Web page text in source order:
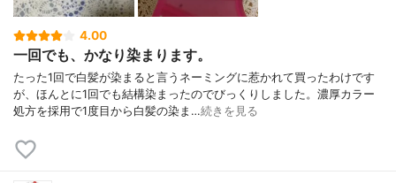
4.00
一回でも、かなり染まります。
たった1回で白髪が染まると言うネーミングに惹かれて買ったわけです
が、ほんとに1回でも結構染まったのでびっくりしました。濃厚カラー
処方を採用で1度目から白髪の染ま…続きを見る